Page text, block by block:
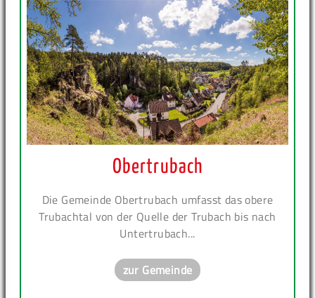
Obertrubach
Die Gemeinde Obertrubach umfasst das obere
Trubachtal von der Quelle der Trubach bis nach
Untertrubach...
zur Gemeinde